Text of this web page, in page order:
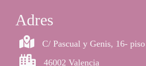
Adres
C/ Pascual y Genis, 16-
46002 Valencia